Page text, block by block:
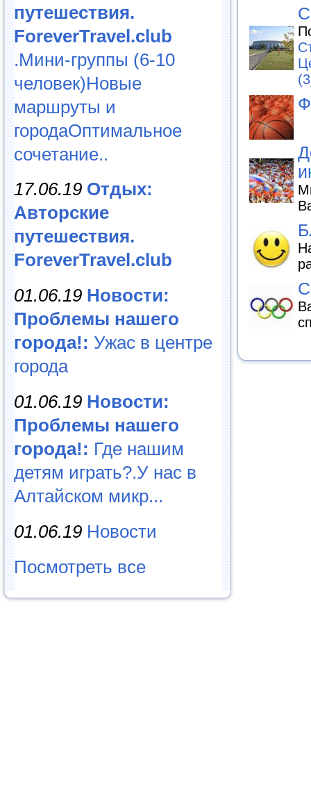
путешествия.
ForeverTravel.club
.Мини-группы (6-10
человек)Новые
маршруты и
городаОптимальное
сочетание..
17.06.19 Отдых:
Авторские
путешествия.
ForeverTravel.club
01.06.19 Новости:
Проблемы нашего
города!: Ужас в центре
города
01.06.19 Новости:
Проблемы нашего
города!: Где нашим
детям играть?.У нас в
Алтайском микр...
01.06.19 Новости
Посмотреть все